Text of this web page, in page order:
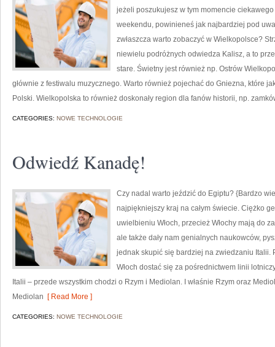
jeżeli poszukujesz w tym momencie
weekendu, powinieneś jak najbardziej pod
zwłaszcza warto zobaczyć w Wielkopolsce?
niewielu podróżnych odwiedza Kalisz, a to
stare. Świetny jest również np. Ostrów
głównie z festiwalu muzycznego. Warto również pojechać do Gniezna, które
Polski. Wielkopolska to również doskonały region dla fanów historii, np.
CATEGORIES: NOWE TECHNOLOGIE
Odwiedź Kanadę!
Czy nadal warto jeździć do Egiptu? {Bardzo
najpiękniejszy kraj na całym świecie. Ciężko
uwielbieniu Włoch, przecież Włochy mają do
ale także dały nam genialnych naukowców,
jednak skupić się bardziej na zwiedzaniu Italii.
Włoch dostać się za pośrednictwem linii
Italii – przede wszystkim chodzi o Rzym i Mediolan. I właśnie Rzym oraz
Mediolan [ Read More ]
CATEGORIES: NOWE TECHNOLOGIE